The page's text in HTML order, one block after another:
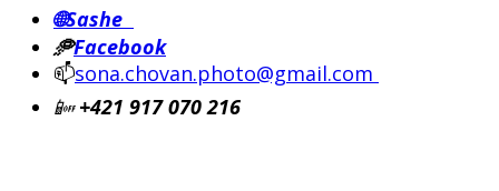
🌐Sashe
🥏Facebook
📫sona.chovan.photo@gmail.com
📴+421 917 070 216